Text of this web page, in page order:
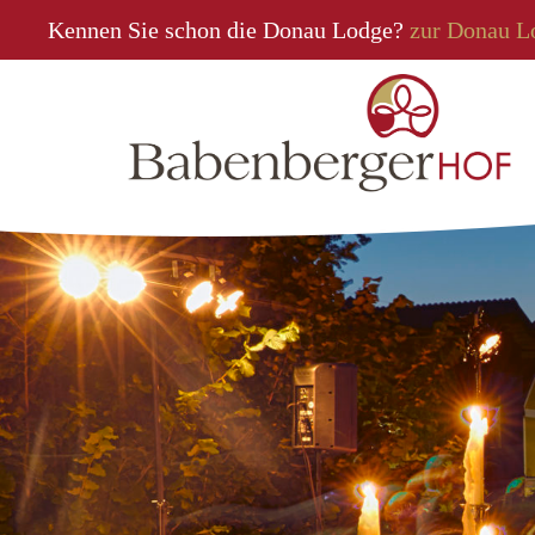
Kennen Sie schon die Donau Lodge? zur Donau